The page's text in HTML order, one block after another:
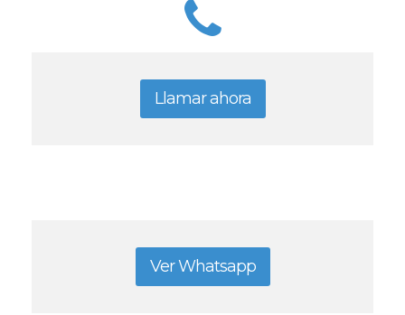
Llamar ahora
Ver Whatsapp